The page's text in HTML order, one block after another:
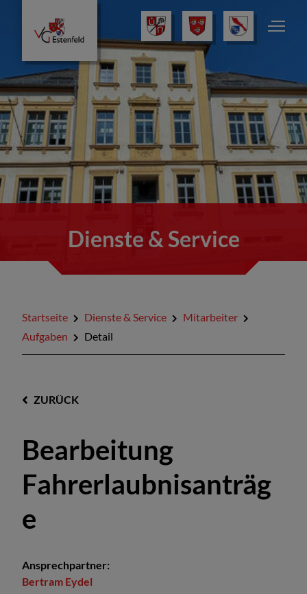
Dienste & Service
Startseite Dienste & Service
Mitarbeiter
Aufgaben
Detail
ZURÜCK
Bearbeitung
Fahrerlaubnisanträg
e
Ansprechpartner:
Bertram Eydel